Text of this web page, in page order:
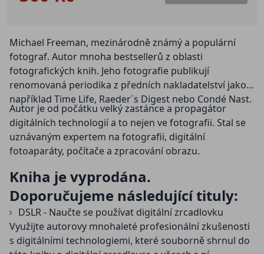
Michael Freeman, mezinárodně známý a populární
fotograf. Autor mnoha bestsellerů z oblasti
fotografických knih. Jeho fotografie publikují
renomovaná periodika z předních nakladatelství jako
například Time Life, Raeder´s Digest nebo Condé Nast.
Autor je od počátku velký zastánce a propagátor
digitálních technologií a to nejen ve fotografii. Stal se
uznávaným expertem na fotografii, digitální
fotoaparáty, počítače a zpracování obrazu.
Kniha je vyprodána.
Doporučujeme následující tituly:
DSLR - Naučte se používat digitální zrcadlovku
Využijte autorovy mnohaleté profesionální zkušenosti
s digitálními technologiemi, které souborně shrnul do